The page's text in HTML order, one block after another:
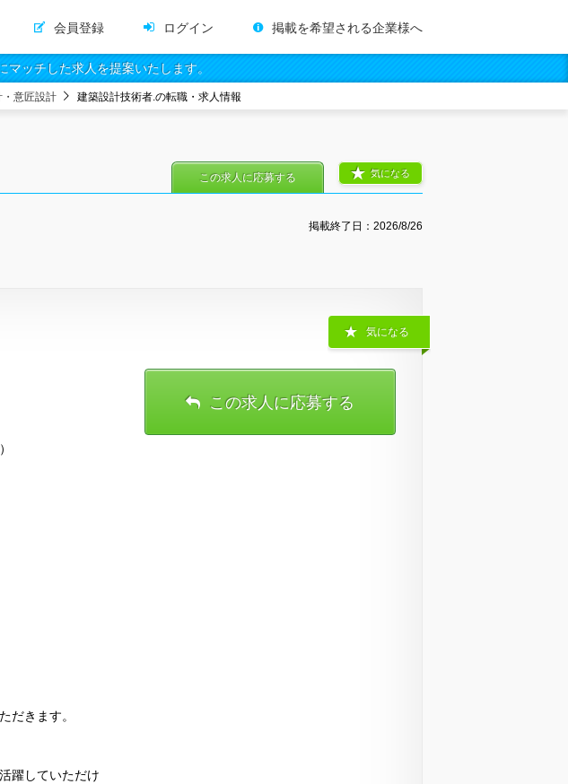
会員登録 ログイン 掲載を希望される企業様へ
ッチした求人を提案いたします。
・意匠設計 建築設計技術者.の転職・求人情報
掲載終了日： 2026/8/26
気になる
この求人に応募する
だきます。
躍していただけ
気になる
この求人に応募する